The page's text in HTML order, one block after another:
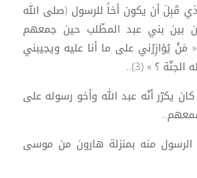
قَبِلَ أن يكون أخاً للرسول (صلى الله
بين بني عبد المطّلب حين جمعهم
يُؤازِرُني على ما أنا عليه ويجيبني
؟ » (3)..
يكرّر أنّه عبد الله وأخو رسوله على
منه بمنزلة هارون من موسى